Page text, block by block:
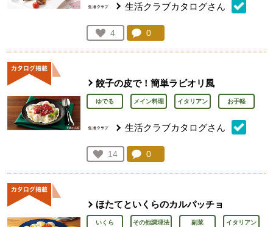
生活クラブカタログさん
お気に入り登録：
4
人が登録
コメント：
0
餃子の皮で！簡単ラビオリ風
ゆでる メイン料理 イタリアン お手軽
生活クラブカタログさん
お気に入り登録：
14
人が登録
コメント：
0
ほたてといくらのカルパッチョ
いくら その他調理法 副菜 イタリアン